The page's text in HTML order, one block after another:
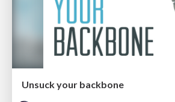
Unsuck your backbone